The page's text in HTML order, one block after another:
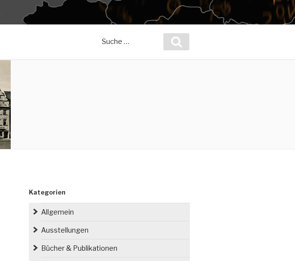
nach:
Kategorien
Allgemein
Ausstellungen
Bücher & Publikationen